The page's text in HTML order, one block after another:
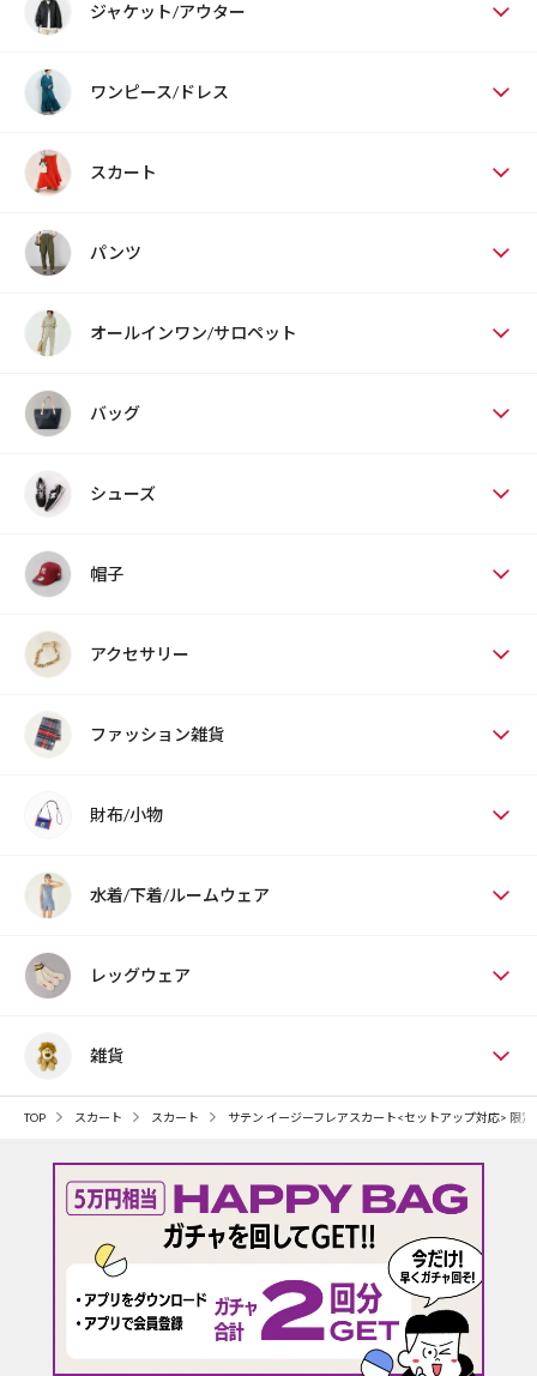
ジャケット/アウター
ワンピース/ドレス
スカート
パンツ
オールインワン/サロペット
バッグ
シューズ
帽子
アクセサリー
ファッション雑貨
財布/小物
水着/下着/ルームウェア
レッグウェア
雑貨
TOP スカート スカート サテン イージーフレアスカート<セットアップ対応> 限定